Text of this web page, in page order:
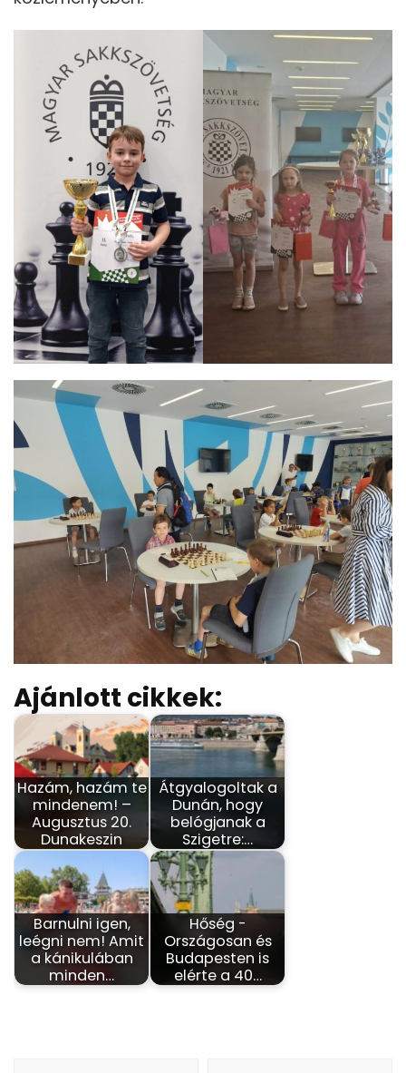
Ajánlott cikkek:
Hazám, hazám te
mindenem! –
Augusztus 20.
Dunakeszin
Átgyalogoltak a
Dunán, hogy
belógjanak a
Szigetre:…
Barnulni igen,
leégni nem! Amit
a kánikulában
minden…
Hőség -
Országosan és
Budapesten is
elérte a 40…